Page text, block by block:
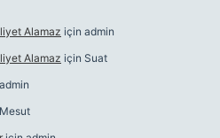
Alamaz için admin
Alamaz için Suat
admin
Mesut